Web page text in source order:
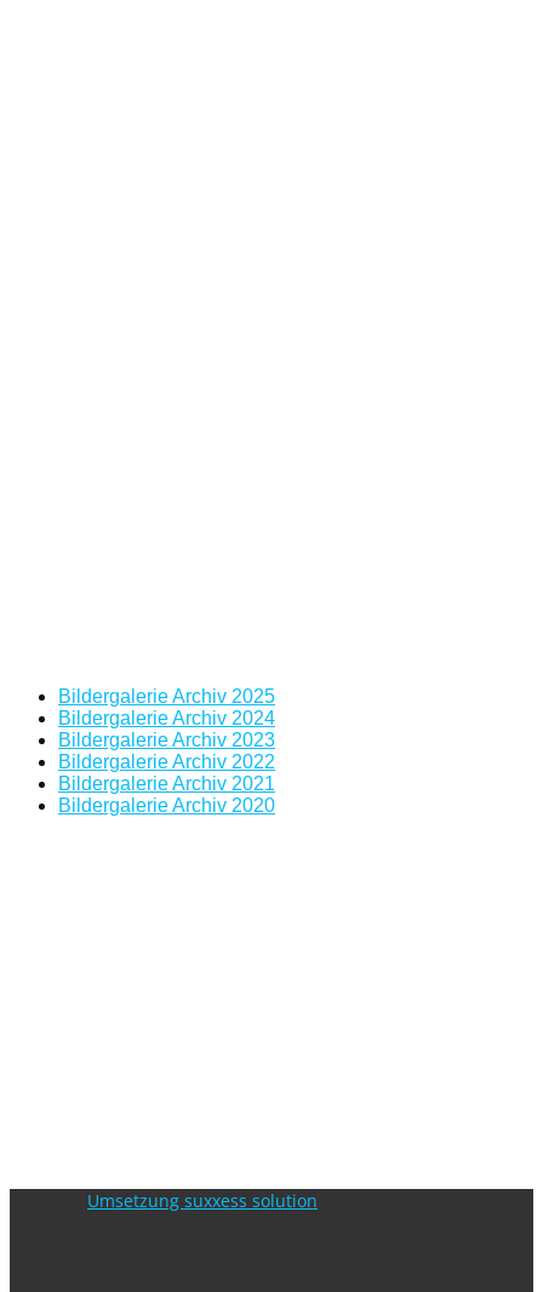
Bildergalerie Archiv 2025
Bildergalerie Archiv 2024
Bildergalerie Archiv 2023
Bildergalerie Archiv 2022
Bildergalerie Archiv 2021
Bildergalerie Archiv 2020
Umsetzung suxxess solution